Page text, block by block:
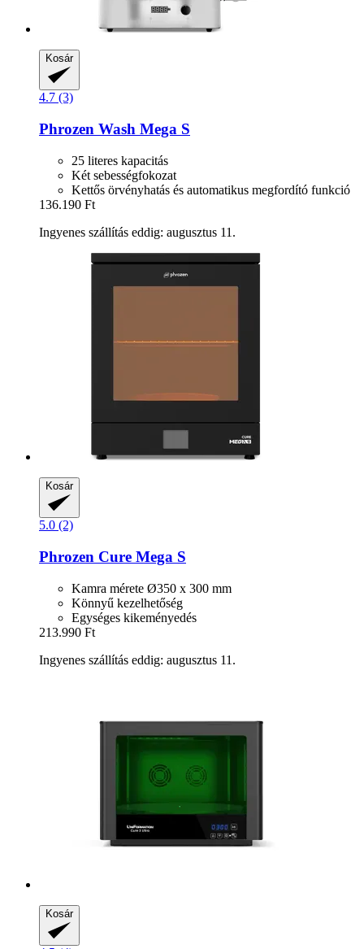
Kosár
4.7 (3)
Phrozen Wash Mega S
25 literes kapacitás
Két sebességfokozat
Kettős örvényhatás és automatikus megfordító funkció
136.190 Ft
Ingyenes szállítás eddig: augusztus 11.
Kosár
5.0 (2)
Phrozen Cure Mega S
Kamra mérete Ø350 x 300 mm
Könnyű kezelhetőség
Egységes kikeményedés
213.990 Ft
Ingyenes szállítás eddig: augusztus 11.
Kosár